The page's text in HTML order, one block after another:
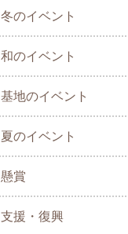
冬のイベント
和のイベント
基地のイベント
夏のイベント
懸賞
支援・復興